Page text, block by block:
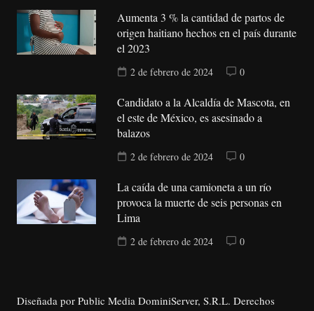
Aumenta 3 % la cantidad de partos de
origen haitiano hechos en el país durante
el 2023
2 de febrero de 2024 0
Candidato a la Alcaldía de Mascota, en
el este de México, es asesinado a
balazos
2 de febrero de 2024 0
La caída de una camioneta a un río
provoca la muerte de seis personas en
Lima
2 de febrero de 2024 0
Diseñada por Public Media DominiServer, S.R.L. Derechos